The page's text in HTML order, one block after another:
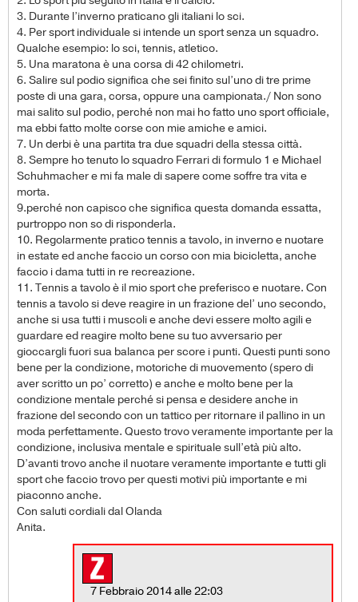
3. Durante l’inverno praticano gli italiani lo sci.
4. Per sport individuale si intende un sport senza un squadro.
Qualche esempio: lo sci, tennis, atletico.
5. Una maratona è una corsa di 42 chilometri.
6. Salire sul podio significa che sei finito sul’uno di tre prime
poste di una gara, corsa, oppure una campionata./ Non sono
mai salito sul podio, perché non mai ho fatto uno sport officiale,
ma ebbi fatto molte corse con mie amiche e amici.
7. Un derbi è una partita tra due squadri della stessa città.
8. Sempre ho tenuto lo squadro Ferrari di formulo 1 e Michael
Schuhmacher e mi fa male di sapere come soffre tra vita e
morta.
9.perché non capisco che significa questa domanda essatta,
purtroppo non so di risponderla.
10. Regolarmente pratico tennis a tavolo, in inverno e nuotare
in estate ed anche faccio un corso con mia bicicletta, anche
faccio i dama tutti in re recreazione.
11. Tennis a tavolo è il mio sport che preferisco e nuotare. Con
tennis a tavolo si deve reagire in un frazione del’ uno secondo,
anche si usa tutti i muscoli e anche devi essere molto agili e
guardare ed reagire molto bene su tuo avversario per
gioccargli fuori sua balanca per score i punti. Questi punti sono
bene per la condizione, motoriche di muovemento (spero di
aver scritto un po’ corretto) e anche e molto bene per la
condizione mentale perché si pensa e desidere anche in
frazione del secondo con un tattico per ritornare il pallino in un
moda perfettamente. Questo trovo veramente importante per la
condizione, inclusiva mentale e spirituale sull’età più alto.
D’avanti trovo anche il nuotare veramente importante e tutti gli
sport che faccio trovo per questi motivi più importante e mi
piaconno anche.
Con saluti cordiali dal Olanda
Anita.
7 Febbraio 2014 alle 22:03